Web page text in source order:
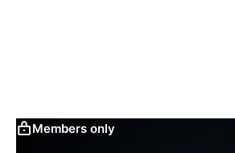
Members only